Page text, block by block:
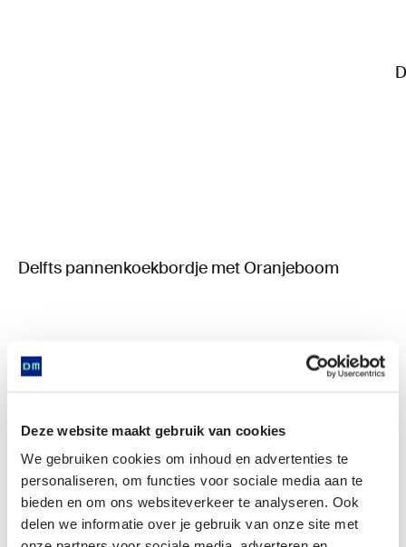
Deze website maakt gebruik van cookies
We gebruiken cookies om inhoud en advertenties te
personaliseren, om functies voor sociale media aan te
bieden en om ons websiteverkeer te analyseren. Ook
delen we informatie over je gebruik van onze site met
Delfts pannenkoekbordje met Oranjeboom
Is found in